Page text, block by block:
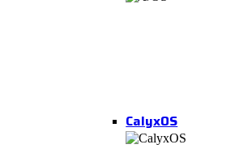
CalyxOS